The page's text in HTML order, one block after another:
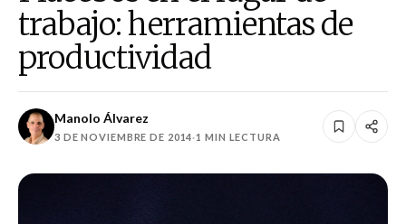
trabajo: herramientas de
productividad
Manolo Álvarez
3 DE NOVIEMBRE DE 2014·1 MIN LECTURA